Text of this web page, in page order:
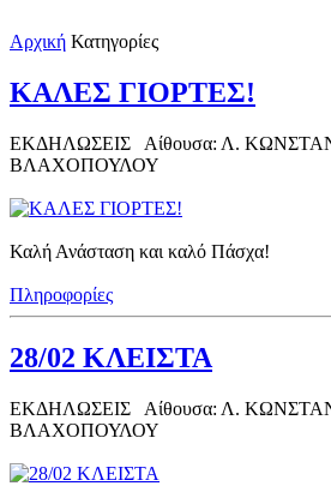
Αρχική Κατηγορίες
ΚΑΛΕΣ ΓΙΟΡΤΕΣ!
ΕΚΔΗΛΩΣΕΙΣ Αίθουσα: Λ.
ΒΛΑΧΟΠΟΥΛΟΥ
Καλή Ανάσταση και καλό Πάσχα!
Πληροφορίες
28/02 ΚΛΕΙΣΤΑ
ΕΚΔΗΛΩΣΕΙΣ Αίθουσα: Λ.
ΒΛΑΧΟΠΟΥΛΟΥ